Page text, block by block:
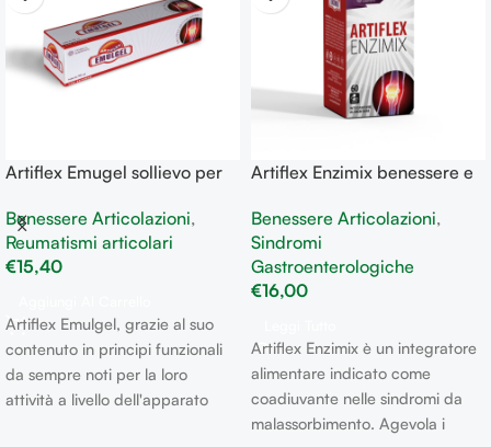
Artiflex Emugel sollievo per
localizzata
Benessere Articolazioni,
Reumatismi articolari
€15,40
Artiflex Emulgel, grazie al suo
contenuto in principi funzionali
da sempre noti per la loro
attività a livello dell'apparato
Artiflex Enzimix benessere e
Benessere Articolazioni,
Sindromi
Gastroenterologiche
€16,00
Artiflex Enzimix è un integratore
alimentare indicato come
coadiuvante nelle sindromi da
malassorbimento. Agevola i